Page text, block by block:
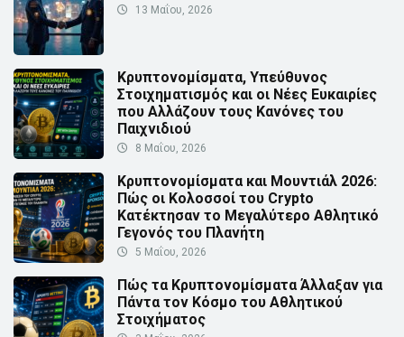
13 Μαΐου, 2026
Κρυπτονομίσματα, Υπεύθυνος
Στοιχηματισμός και οι Νέες Ευκαιρίες
που Αλλάζουν τους Κανόνες του
Παιχνιδιού
8 Μαΐου, 2026
Κρυπτονομίσματα και Μουντιάλ 2026:
Πώς οι Κολοσσοί του Crypto
Κατέκτησαν το Μεγαλύτερο Αθλητικό
Γεγονός του Πλανήτη
5 Μαΐου, 2026
Πώς τα Κρυπτονομίσματα Άλλαξαν για
Πάντα τον Κόσμο του Αθλητικού
Στοιχήματος